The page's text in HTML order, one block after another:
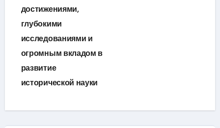
достижениями,
глубокими
исследованиями и
огромным вкладом в
развитие
исторической науки